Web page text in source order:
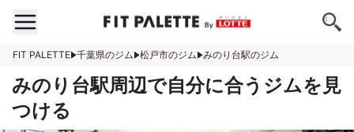
FIT PALETTE 千葉県のジム 松戸市のジム みのり台駅のジム
みのり台駅周辺で自分に合うジムを見
つける